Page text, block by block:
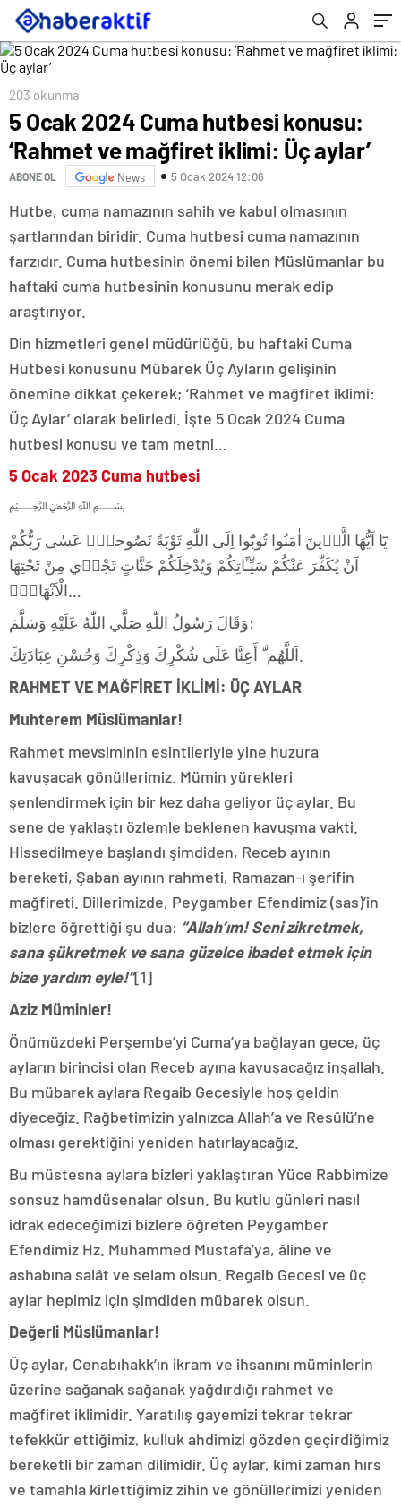
203 okunma
5 Ocak 2024 Cuma hutbesi konusu:
‘Rahmet ve mağfiret iklimi: Üç aylar’
ABONE OL News 5 Ocak 2024 12:06
Hutbe, cuma namazının sahih ve kabul olmasının
şartlarından biridir. Cuma hutbesi cuma namazının
farzıdır. Cuma hutbesinin önemi bilen Müslümanlar bu
haftaki cuma hutbesinin konusunu merak edip
araştırıyor.
Din hizmetleri genel müdürlüğü, bu haftaki Cuma
Hutbesi konusunu Mübarek Üç Ayların gelişinin
önemine dikkat çekerek; ‘Rahmet ve mağfiret iklimi:
Üç Aylar’ olarak belirledi. İşte 5 Ocak 2024 Cuma
hutbesi konusu ve tam metni…
5 Ocak 2023 Cuma hutbesi
﷽
يَٓا اَيُّهَا الَّذ۪ينَ اٰمَنُوا تُوبُٓوا اِلَى اللّٰهِ تَوْبَةً نَصُوحاًۜ عَسٰى رَبُّكُمْ
اَنْ يُكَفِّرَ عَنْكُمْ سَيِّـَٔاتِكُمْ وَيُدْخِلَكُمْ جَنَّاتٍ تَجْر۪ي مِنْ تَحْتِهَا
وَقَالَ رَسُولُ اللّٰهِ صَلَّي اللّٰهُ عَلَيْهِ وَسَلَّمَ:
RAHMET VE MAĞFİRET İKLİMİ: ÜÇ AYLAR
Muhterem Müslümanlar!
Rahmet mevsiminin esintileriyle yine huzura
kavuşacak gönüllerimiz. Mümin yürekleri
şenlendirmek için bir kez daha geliyor üç aylar. Bu
sene de yaklaştı özlemle beklenen kavuşma vakti.
Hissedilmeye başlandı şimdiden, Receb ayının
bereketi, Şaban ayının rahmeti, Ramazan-ı şerifin
mağfireti. Dillerimizde, Peygamber Efendimiz (sas)’in
bizlere öğrettiği şu dua: “Allah’ım! Seni zikretmek,
sana şükretmek ve sana güzelce ibadet etmek için
bize yardım eyle!”[1]
Aziz Müminler!
Önümüzdeki Perşembe’yi Cuma’ya bağlayan gece, üç
ayların birincisi olan Receb ayına kavuşacağız inşallah.
Bu mübarek aylara Regaib Gecesiyle hoş geldin
diyeceğiz. Rağbetimizin yalnızca Allah’a ve Resûlü’ne
olması gerektiğini yeniden hatırlayacağız.
Bu müstesna aylara bizleri yaklaştıran Yüce Rabbimize
sonsuz hamdüsenalar olsun. Bu kutlu günleri nasıl
idrak edeceğimizi bizlere öğreten Peygamber
Efendimiz Hz. Muhammed Mustafa’ya, âline ve
ashabına salât ve selam olsun. Regaib Gecesi ve üç
aylar hepimiz için şimdiden mübarek olsun.
Değerli Müslümanlar!
Üç aylar, Cenabıhakk’ın ikram ve ihsanını müminlerin
üzerine sağanak sağanak yağdırdığı rahmet ve
mağfiret iklimidir. Yaratılış gayemizi tekrar tekrar
tefekkür ettiğimiz, kulluk ahdimizi gözden geçirdiğimiz
bereketli bir zaman dilimidir. Üç aylar, kimi zaman hırs
ve tamahla kirlettiğimiz zihin ve gönüllerimizi yeniden